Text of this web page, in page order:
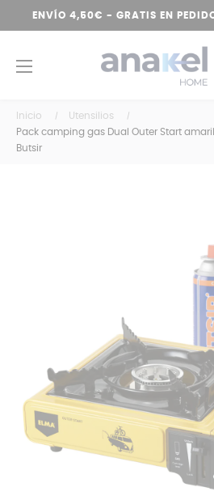
ENVÍO 4,50€ - GRATIS EN
Navegación
☰
Inicio
Utensilios
Pack camping gas Dual Outer Start
Butsir